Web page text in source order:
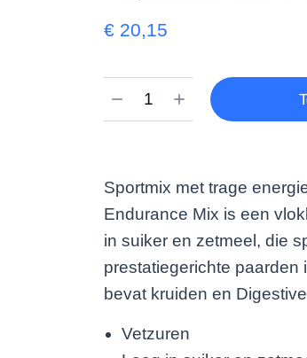
€ 20,15
Sportmix met trage
Endurance Mix is een
in suiker en zetmeel, die
prestatiegerichte paarden
bevat kruiden en
Vetzuren